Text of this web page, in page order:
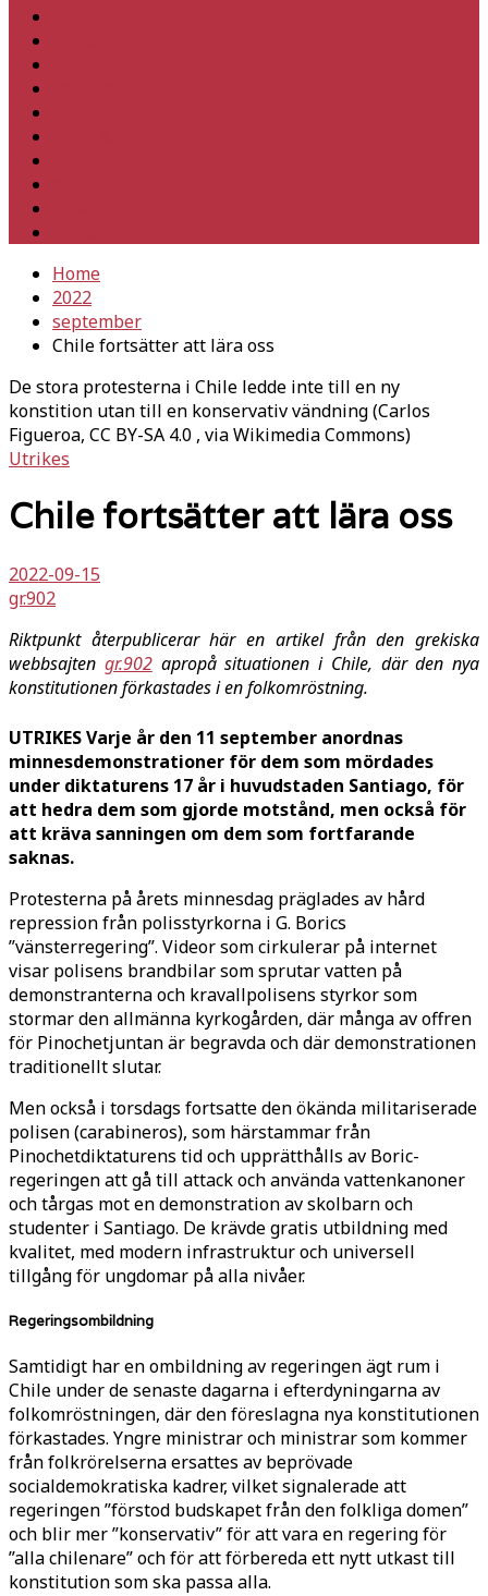
Home
2022
september
Chile fortsätter att lära oss
De stora protesterna i Chile ledde inte till en ny
konstition utan till en konservativ vändning (Carlos
Figueroa, CC BY-SA 4.0 , via Wikimedia Commons)
Utrikes
Chile fortsätter att lära oss
2022-09-15
gr.902
Riktpunkt återpublicerar här en artikel från den grekiska
webbsajten gr.902apropå situationen i Chile, där den nya
konstitutionen förkastades i en folkomröstning.
UTRIKES Varje år den 11 september anordnas
minnesdemonstrationer för dem som mördades
under diktaturens 17 år i huvudstaden Santiago, för
att hedra dem som gjorde motstånd, men också för
att kräva sanningen om dem som fortfarande
saknas.
Protesterna på årets minnesdag präglades av hård
repression från polisstyrkorna i G. Borics
”vänsterregering”. Videor som cirkulerar på internet
visar polisens brandbilar som sprutar vatten på
demonstranterna och kravallpolisens styrkor som
stormar den allmänna kyrkogården, där många av offren
för Pinochetjuntan är begravda och där demonstrationen
traditionellt slutar.
Men också i torsdags fortsatte den ökända militariserade
polisen (carabineros), som härstammar från
Pinochetdiktaturens tid och upprätthålls av Boric-
regeringen att gå till attack och använda vattenkanoner
och tårgas mot en demonstration av skolbarn och
studenter i Santiago. De krävde gratis utbildning med
kvalitet, med modern infrastruktur och universell
tillgång för ungdomar på alla nivåer.
Regeringsombildning
Samtidigt har en ombildning av regeringen ägt rum i
Chile under de senaste dagarna i efterdyningarna av
folkomröstningen, där den föreslagna nya konstitutionen
förkastades. Yngre ministrar och ministrar som kommer
från folkrörelserna ersattes av beprövade
socialdemokratiska kadrer, vilket signalerade att
regeringen ”förstod budskapet från den folkliga domen”
och blir mer ”konservativ” för att vara en regering för
”alla chilenare” och för att förbereda ett nytt utkast till
konstitution som ska passa alla.